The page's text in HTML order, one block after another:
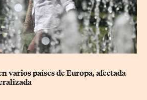
varios países de Europa, afectada